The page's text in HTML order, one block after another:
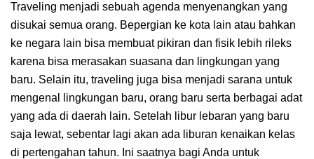
Traveling menjadi sebuah agenda menyenangkan yang
disukai semua orang. Bepergian ke kota lain atau bahkan
ke negara lain bisa membuat pikiran dan fisik lebih rileks
karena bisa merasakan suasana dan lingkungan yang
baru. Selain itu, traveling juga bisa menjadi sarana untuk
mengenal lingkungan baru, orang baru serta berbagai adat
yang ada di daerah lain. Setelah libur lebaran yang baru
saja lewat, sebentar lagi akan ada liburan kenaikan kelas
di pertengahan tahun. Ini saatnya bagi Anda untuk